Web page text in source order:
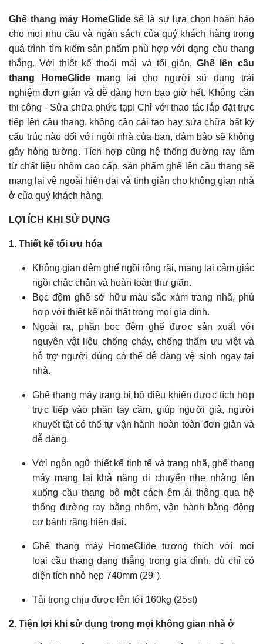
Ghế thang máy HomeGlidesẽ là sự lựa chọn hoàn hảo
cho mọi nhu cầu và ngân sách của quý khách hàng trong
quá trình tìm kiếm sản phẩm phù hợp với dạng cầu thang
thẳng. Với thiết kế thoải mái và tối giản, Ghế lên cầu
thang HomeGlidemang lại cho người sử dụng trải
nghiệm đơn giản và dễ dàng hơn bao giờ hết. Không cần
thi công - Sửa chữa phức tạp! Chỉ với thao tác lắp đặt trực
tiếp lên cầu thang, không cần cải tạo hay sửa chữa bất kỳ
cấu trúc nào đối với ngôi nhà của bạn, đảm bảo sẽ không
gây hỏng tường. Tích hợp cùng hệ thống đường ray làm
từ chất liệu nhôm cao cấp, sản phẩm ghế lên cầu thang sẽ
mang lại vẻ ngoài hiện đại và tinh giản cho không gian nhà
ở của quý khách hàng.
LỢI ÍCH KHI SỬ DỤNG
1. Thiết kế tối ưu hóa
Không gian đệm ghế ngồi rộng rãi, mang lại cảm giác
ngồi chắc chắn và hoàn toàn thư giãn.
Bọc đệm ghế sở hữu màu sắc xám trang nhã, phù
hợp với thiết kế nội thất trong mọi gia đình.
Ngoài ra, phần bọc đệm ghế được sản xuất với
nguyên vật liệu chống cháy, chống thấm ưu việt và
hỗ trợ người dùng có thể dễ dàng vệ sinh ngay tại
nhà.
Ghế thang máy trang bị bộ điều khiển được tích hợp
trực tiếp vào phần tay cầm, giúp người già, người
khuyết tật có thể tự vận hành hoàn toàn đơn giản và
dễ dàng.
Với ngôn ngữ thiết kế tinh tế và trang nhã, ghế thang
máy mang lại khả năng di chuyển nhẹ nhàng lên
xuống cầu thang bộ một cách êm ái thông qua hệ
thống đường ray bằng nhôm, vận hành bằng động
cơ bánh răng hiện đại.
Ghế thang máy HomeGlide tương thích với mọi
loại cầu thang dạng thẳng trong gia đình, dù chỉ có
diện tích nhỏ hẹp 740mm (29").
Tải trọng chịu được lên tới 160kg (25st)
2. Tiện lợi khi sử dụng trong mọi không gian nhà ở